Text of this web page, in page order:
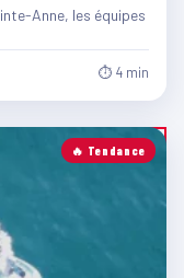
Anne, les équipes
⏱ 4 min
🔥 Tendance